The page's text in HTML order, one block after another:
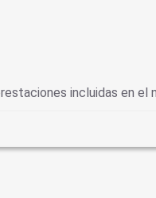
incluidas en el